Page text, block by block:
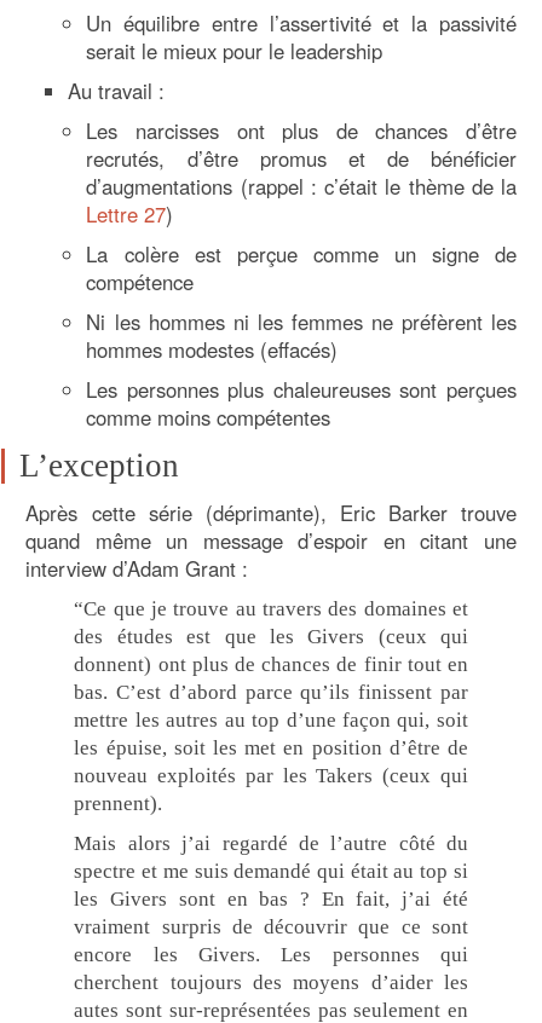
Un équilibre entre l’assertivité et la passivité
serait le mieux pour le leadership
Au travail :
Les narcisses ont plus de chances d’être
recrutés, d’être promus et de bénéficier
d’augmentations (rappel : c’était le thème de la
Lettre 27)
La colère est perçue comme un signe de
compétence
Ni les hommes ni les femmes ne préfèrent les
hommes modestes (effacés)
Les personnes plus chaleureuses sont perçues
comme moins compétentes
L’exception
Après cette série (déprimante), Eric Barker trouve
quand même un message d’espoir en citant une
interview d’Adam Grant :
“Ce que je trouve au travers des domaines et
des études est que les Givers (ceux qui
donnent) ont plus de chances de finir tout en
bas. C’est d’abord parce qu’ils finissent par
mettre les autres au top d’une façon qui, soit
les épuise, soit les met en position d’être de
nouveau exploités par les Takers (ceux qui
prennent).
Mais alors j’ai regardé de l’autre côté du
spectre et me suis demandé qui était au top si
les Givers sont en bas ? En fait, j’ai été
vraiment surpris de découvrir que ce sont
encore les Givers. Les personnes qui
cherchent toujours des moyens d’aider les
autes sont sur-représentées pas seulement en